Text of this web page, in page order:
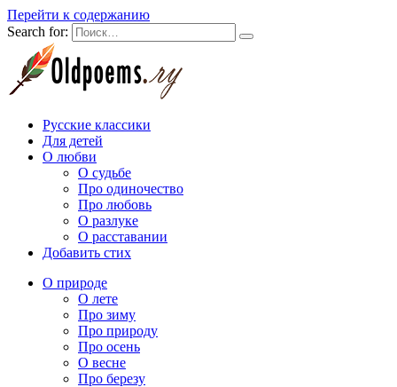
Перейти к содержанию
Search for:
Русские классики
Для детей
О любви
О судьбе
Про одиночество
Про любовь
О разлуке
О расставании
Добавить стих
О природе
О лете
Про зиму
Про природу
Про осень
О весне
Про березу